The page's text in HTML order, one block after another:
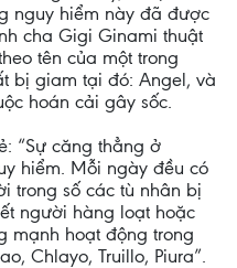
nguy hiểm này đã được
cha Gigi Ginami thuật
tên của một trong
bị giam tại đó: Angel, và
hoán cải gây sốc.
“Sự căng thẳng ở
hiểm. Mỗi ngày đều có
trong số các tù nhân bị
người hàng loạt hoặc
mạnh hoạt động trong
Chlayo, Truillo, Piura”.